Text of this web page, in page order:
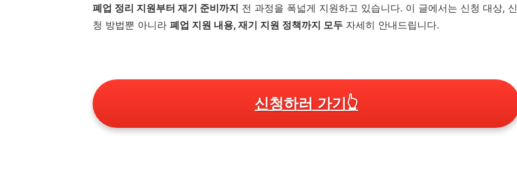
폐업 정리 지원부터 재기 준비까지 전 과정을 폭넓게 지원하고 있습니다. 이 글에서는 신청 대상, 신
청 방법뿐 아니라 폐업 지원 내용, 재기 지원 정책까지 모두 자세히 안내드립니다.
신청하러 가기 👆